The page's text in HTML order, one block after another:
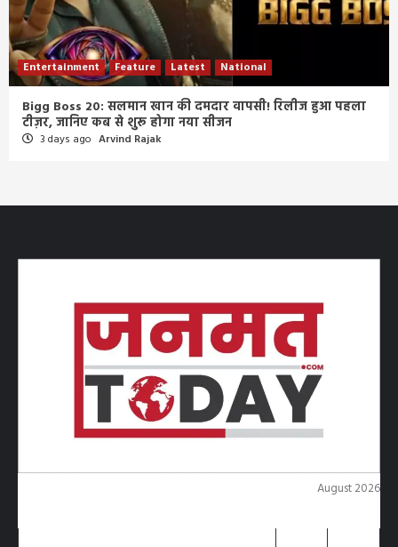
Entertainment Feature Latest National
Bigg Boss 20: सलमान खान की दमदार वापसी! रिलीज हुआ पहला
टीज़र, जानिए कब से शुरू होगा नया सीजन
3 days ago Arvind Rajak
August 2026